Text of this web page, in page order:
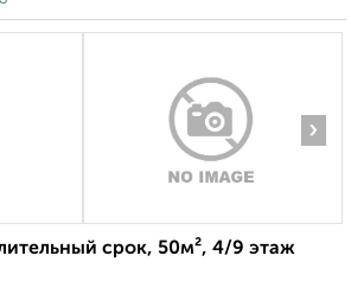
›
срок, 50м², 4/9 этаж